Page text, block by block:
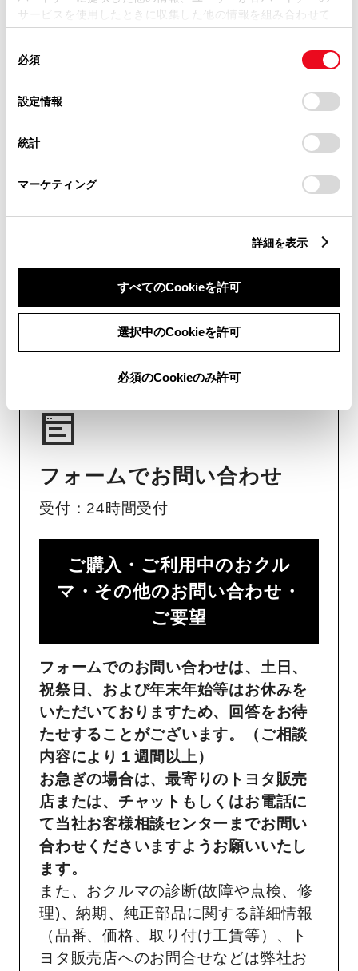
サービスを使用したときに収集した他の情報を組み合わせて
使用することがあります。当ウェブサイトの使用を続行する
デバイスにすべてのCookie(クッキー)が保存されることに同
意したことになります。Cookie(クッキー)のオプトアウト、
設定の変更、同意を撤回したりするにあたっては、当社の
「Cookie（クッキー）情報の取り扱いについて
」をご覧くだ
必須
設定情報
統計
マーケティング
詳細を表示
すべてのCookieを許可
選択中のCookieを許可
必須のCookieのみ許可
チャットでお問い合わせ
受付：10:00～18:00
チャットでのお問い合わせはお待たせ
時間が少なくご案内が可能です。
フォームでお問い合わせ
受付：24時間受付
ご購入・ご利用中のおクル
マ・その他のお問い合わせ・
ご要望​
フォームでのお問い合わせは、土日、
祝祭日、および年末年始等はお休みを
いただいておりますため、回答をお待
たせすることがございます。（ご相談
内容により１週間以上）
お急ぎの場合は、最寄りのトヨタ販売
店または、チャットもしくはお電話に
て当社お客様相談センターまでお問い
合わせくださいますようお願いいたし
ます。
また、おクルマの診断(故障や点検、修
理)、納期、純正部品に関する詳細情報
（品番、価格、取り付け工賃等）、ト
ヨタ販売店へのお問合せなどは弊社お